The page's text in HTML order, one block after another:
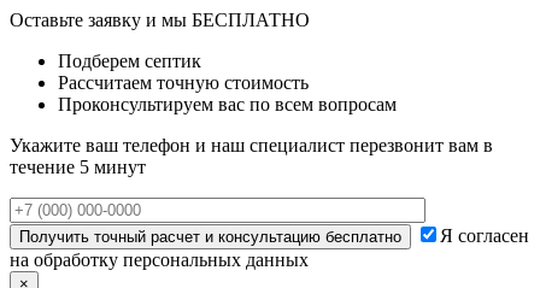
Оставьте заявку и мы БЕСПЛАТНО
Подберем септик
Рассчитаем точную стоимость
Проконсультируем вас по всем вопросам
Укажите ваш телефон и наш специалист перезвонит вам в
течение 5 минут
Я согласен
на обработку персональных данных
×